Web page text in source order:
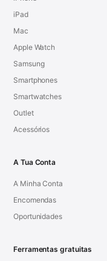
iPad
Mac
Apple Watch
Samsung
Smartphones
Smartwatches
Outlet
Acessórios
A Tua Conta
A Minha Conta
Encomendas
Oportunidades
Ferramentas gratuitas